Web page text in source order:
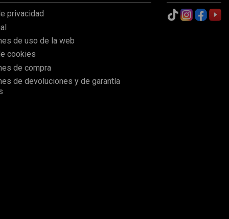
privacidad
de uso de la web
cookies
de compra
de devoluciones y de garantía